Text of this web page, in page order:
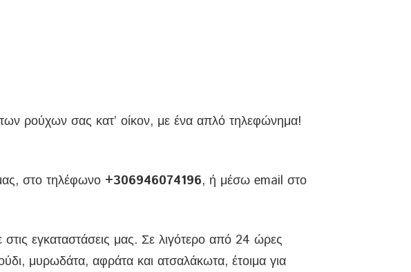
ρούχων σας κατ’ οίκον, με ένα απλό τηλεφώνημα!
στο τηλέφωνο +306946074196, ή μέσω email στο
εγκαταστάσεις μας. Σε λιγότερο από 24 ώρες
μυρωδάτα, αφράτα και ατσαλάκωτα, έτοιμα για